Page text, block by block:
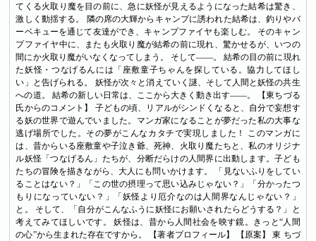
てくる火取り魔を目の前に、急に妖怪が見えるようになった結希は驚き、
激しく動揺する。 隣の席の大輝からキャンプに誘われた結希は、釣りやバ
ーベキューを通じて友達ができ、キャンプファイヤも楽しむ。 そのキャン
プファイヤ中に、またも火取り魔が結希の前に現れ、驚かせるが、いつの
間にか火取り魔がいなくなってしまう。 そして――。 結希の目の前に現れ
た妖怪・つなげるんには「座敷童子ちゃんを探している。協力してほし
い」と告げられる。 妖怪が次々と消えていく謎、そして人間と妖怪の共生
への道。 結希の新しい日常は、ここから大きく動き出す――。 【東ちづる
氏からのコメント】 子どもの頃、リアルがシンドくなると、自分で妄想す
る妖の世界で遊んでいました。マンガ家になることが夢だった私の大事な
逃げ場所でした。その夢がこんなカタチで実現しました！ このマンガに
は、昔からいる座敷童や子泣き爺、死神、火取り魔たちと、私のオリジナ
ル妖怪「つなげるん」たちが、分断だらけの人間界に出動します。子ども
たちの冒険を描きながら、大人にも問いかけます。 「見ないふりをしてい
ることはない？」「この世の摂理って思い込みじゃない？」「分かったつ
もりになっていない？」「妖怪より厄介なのは人間界なんじゃない？」
と。 そして、「自分がこんなふうに妖怪にお願いされたらどうする？」と
考えてみてほしいです。 妖怪は、昔から人間社会を映す鏡。きっと“人間
の心”から生まれた存在ですから。 【著者プロフィール】 【原案】 東 ちづ